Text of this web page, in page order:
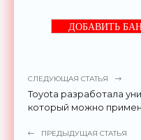
ДОБАВИТЬ
СЛЕДУЮЩАЯ СТАТЬЯ
Toyota разработала
который можно
ПРЕДЫДУЩАЯ СТАТЬЯ